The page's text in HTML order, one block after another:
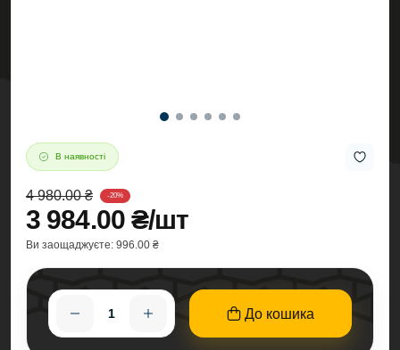
В наявності
4 980.00 ₴ -20%
3 984.00 ₴/шт
Ви заощаджуєте: 996.00 ₴
До кошика